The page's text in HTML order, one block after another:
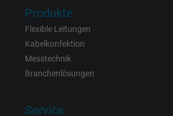
Anbieter Google LLC, Google
Laufzeit
Produkte
Flexible Leitungen
Kabelkonfektion
Messtechnik
Branchenlösungen
Service